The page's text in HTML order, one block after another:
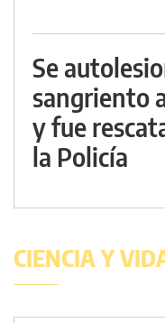
Se
sangriento
y fue
la Policía
CIENCIA Y